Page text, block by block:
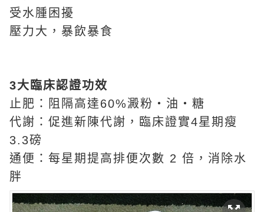
受水腫困擾
壓力大，暴飲暴食
3️大臨床認證功效
止肥：阻隔高達60%澱粉‧油‧糖
代謝：促進新陳代謝，臨床證實4星期瘦
3.3磅
通便：每星期提高排便次數 2 倍，消除水
胖